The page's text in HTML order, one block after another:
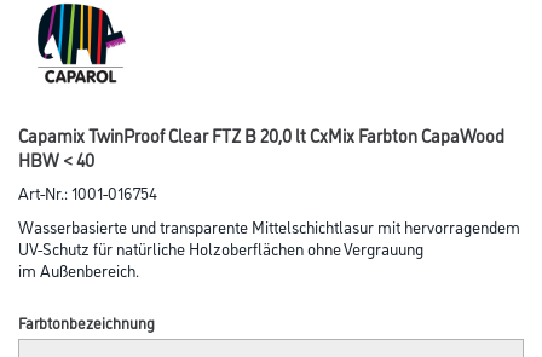
Capamix TwinProof Clear FTZ B 20,0 lt CxMix Farbton CapaWood
HBW < 40
Art-Nr.:1001-016754
Wasserbasierte und transparente Mittelschichtlasur mit hervorragendem
UV-Schutz für natürliche Holzoberflächen ohne Vergrauung
im Außenbereich.
Farbtonbezeichnung